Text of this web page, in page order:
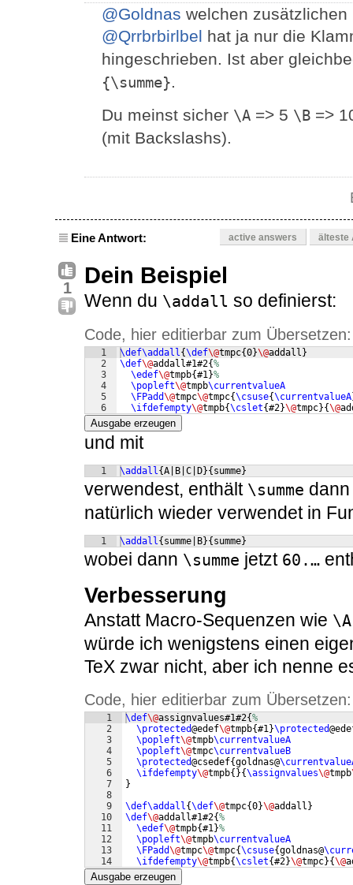
@Goldnas welchen
@Qrrbrbirlbel hat ja nur die
hingeschrieben. Ist aber
{\summe}.
Du meinst sicher \A => 5 \B =>
(mit Backslashs).
Eine Antwort: active answers älteste
1 Dein Beispiel
Wenn du \addall so definierst:
Code, hier editierbar zum Übersetzen:
1
2
3
4
5
6
\def\addall{\def\@tmpc{0}\@addall }
\def\@addall#1#2{%
\edef\@tmpb{#1}%
\popleft\@tmpb\currentvalueA
\FPadd\@tmpc\@tmpc{\csuse{\currentvalueA
\ifdefempty\@tmpb{\cslet{#2}\@tmpc}{\@
Ausgabe erzeugen
und mit
1 \addall{A|B|C|D}{ summe}
verwendest, enthält \summe
natürlich wieder verwendet in
1 \addall{ summe|B}{ summe}
wobei dann \summe jetzt 60.…
Verbesserung
Anstatt Macro-Sequenzen wie \A
würde ich wenigstens einen
TeX zwar nicht, aber ich nenne
Code, hier editierbar zum Übersetzen:
1
2
3
4
5
6
7
8
9
10
11
12
13
14
\def\@assignvalues#1#2{%
\protected@edef\@tmpb{#1}\protected
\popleft\@tmpb\currentvalueA
\popleft\@tmpc\currentvalueB
\protected@csedef{goldnas@
\ifdefempty\@tmpb{ }{\assignvalues\@tmpb
}
\def\addall{\def\@tmpc{0}\@addall }
\def\@addall#1#2{%
\edef\@tmpb{#1}%
\popleft\@tmpb\currentvalueA
\FPadd\@tmpc\@tmpc{\csuse{goldnas@
\ifdefempty\@tmpb{\cslet{#2}\@tmpc}{\@
Ausgabe erzeugen